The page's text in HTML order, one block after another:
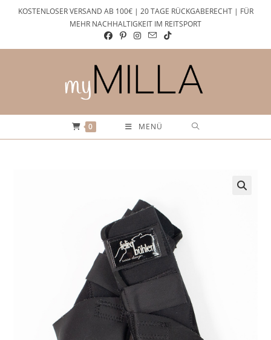
KOSTENLOSER VERSAND AB 100€ | 20 TAGE RÜCKGABERECHT | FÜR
MEHR NACHHALTIGKEIT IM REITSPORT
0 MENÜ